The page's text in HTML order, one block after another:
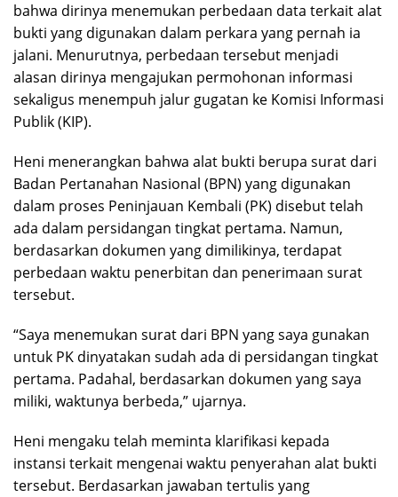
bahwa dirinya menemukan perbedaan data terkait alat
bukti yang digunakan dalam perkara yang pernah ia
jalani. Menurutnya, perbedaan tersebut menjadi
alasan dirinya mengajukan permohonan informasi
sekaligus menempuh jalur gugatan ke Komisi Informasi
Publik (KIP).
Heni menerangkan bahwa alat bukti berupa surat dari
Badan Pertanahan Nasional (BPN) yang digunakan
dalam proses Peninjauan Kembali (PK) disebut telah
ada dalam persidangan tingkat pertama. Namun,
berdasarkan dokumen yang dimilikinya, terdapat
perbedaan waktu penerbitan dan penerimaan surat
tersebut.
“Saya menemukan surat dari BPN yang saya gunakan
untuk PK dinyatakan sudah ada di persidangan tingkat
pertama. Padahal, berdasarkan dokumen yang saya
miliki, waktunya berbeda,” ujarnya.
Heni mengaku telah meminta klarifikasi kepada
instansi terkait mengenai waktu penyerahan alat bukti
tersebut. Berdasarkan jawaban tertulis yang